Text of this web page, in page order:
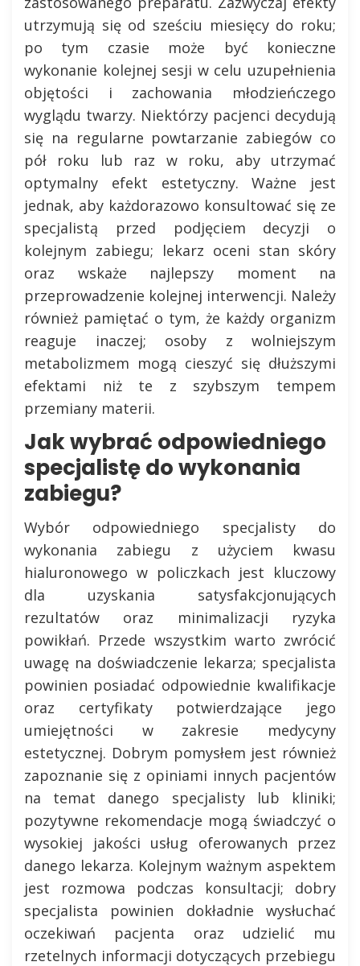
utrzymują się od sześciu miesięcy do roku;
po tym czasie może być konieczne
wykonanie kolejnej sesji w celu uzupełnienia
objętości i zachowania młodzieńczego
wyglądu twarzy. Niektórzy pacjenci decydują
się na regularne powtarzanie zabiegów co
pół roku lub raz w roku, aby utrzymać
optymalny efekt estetyczny. Ważne jest
jednak, aby każdorazowo konsultować się ze
specjalistą przed podjęciem decyzji o
kolejnym zabiegu; lekarz oceni stan skóry
oraz wskaże najlepszy moment na
przeprowadzenie kolejnej interwencji. Należy
również pamiętać o tym, że każdy organizm
reaguje inaczej; osoby z wolniejszym
metabolizmem mogą cieszyć się dłuższymi
efektami niż te z szybszym tempem
przemiany materii.
Jak wybrać odpowiedniego
specjalistę do wykonania
zabiegu?
Wybór odpowiedniego specjalisty do
wykonania zabiegu z użyciem kwasu
hialuronowego w policzkach jest kluczowy
dla uzyskania satysfakcjonujących
rezultatów oraz minimalizacji ryzyka
powikłań. Przede wszystkim warto zwrócić
uwagę na doświadczenie lekarza; specjalista
powinien posiadać odpowiednie kwalifikacje
oraz certyfikaty potwierdzające jego
umiejętności w zakresie medycyny
estetycznej. Dobrym pomysłem jest również
zapoznanie się z opiniami innych pacjentów
na temat danego specjalisty lub kliniki;
pozytywne rekomendacje mogą świadczyć o
wysokiej jakości usług oferowanych przez
danego lekarza. Kolejnym ważnym aspektem
jest rozmowa podczas konsultacji; dobry
specjalista powinien dokładnie wysłuchać
oczekiwań pacjenta oraz udzielić mu
rzetelnych informacji dotyczących przebiegu